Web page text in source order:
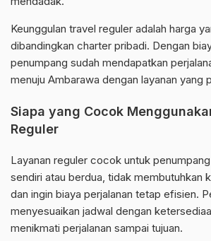
Keunggulan travel reguler adalah harga
dibandingkan charter pribadi. Dengan
penumpang sudah mendapatkan
menuju Ambarawa dengan layanan yang
Siapa yang Cocok
Reguler
Layanan reguler cocok untuk
sendiri atau berdua, tidak membutuhkan
dan ingin biaya perjalanan tetap efisien.
menyesuaikan jadwal dengan
menikmati perjalanan sampai tujuan.